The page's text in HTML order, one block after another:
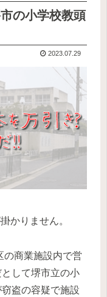
の小学校教頭
2023.07.29
かりません。
の商業施設内で営
して堺市立の小
盗の容疑で施設